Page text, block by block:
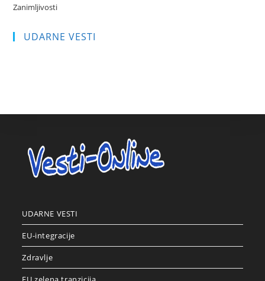
Zanimljivosti
UDARNE VESTI
UDARNE VESTI
EU-integracije
Zdravlje